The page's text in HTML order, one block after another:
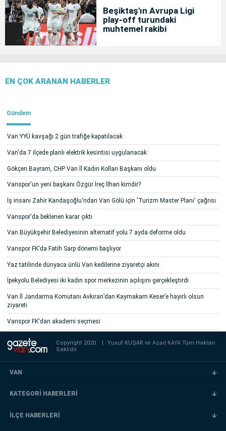
Beşiktaş'ın Avrupa Ligi
play-off turundaki
muhtemel rakibi
EN ÇOK ARANAN HABERLER
Gündem
Van YYÜ kavşağı 2 gün trafiğe kapatılacak
Van'da 7 ilçede planlı elektrik kesintisi uygulanacak
Gökçen Bayram, CHP Van İl Kadın Kolları Başkanı oldu
Vanspor'un yeni başkanı Özgür İreç İlhan kimdir?
İş insanı Zahir Kandaşoğlu'ndan Van Gölü için 'Turizm Master Planı' çağrısı
Vanspor'da beklenen karar çıktı
Van Büyükşehir Belediyesinin alternatif yolu 7 ayda deforme oldu
Vanspor FK'da Fatih Sarp dönemi başlıyor
Yaz tatilinde dünyaca ünlü Van kedilerine ziyaretçi akını
İpekyolu Belediyesi iki kadın spor merkezinin açılışını gerçekleştirdi
Van İl Jandarma Komutanı Avkıran’dan Kaymakam Keser’e hayırlı olsun
ziyareti
Vanspor FK'dan akademi seçmesi
Copyright 2020 Yusuf KUŞAR veAzad KAYATüm Hakları
Saklıdır.
VAN
KATEGORİ HABERLERİ
İLÇE HABERLERİ